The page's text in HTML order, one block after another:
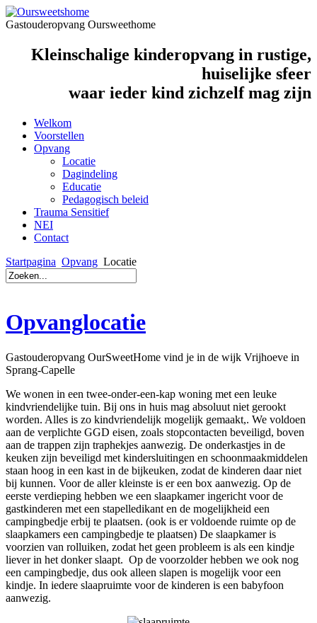
Gastouderopvang Oursweethome
Kleinschalige kinderopvang in rustige,
huiselijke sfeer
waar ieder kind zichzelf mag zijn
Welkom
Voorstellen
Opvang
Locatie
Dagindeling
Educatie
Pedagogisch beleid
Trauma Sensitief
NEI
Contact
Startpagina Opvang Locatie
Opvanglocatie
Gastouderopvang OurSweetHome vind je in de wijk Vrijhoeve in
Sprang-Capelle
We wonen in een twee-onder-een-kap woning met een leuke
kindvriendelijke tuin. Bij ons in huis mag absoluut niet gerookt
worden. Alles is zo kindvriendelijk mogelijk gemaakt,. We voldoen
aan de verplichte GGD eisen, zoals stopcontacten beveiligd, boven
aan de trappen zijn traphekjes aanwezig. De onderkastjes in de
keuken zijn beveiligd met kindersluitingen en schoonmaakmiddelen
staan hoog in een kast in de bijkeuken, zodat de kinderen daar niet
bij kunnen. Voor de aller kleinste is er een box aanwezig. Op de
eerste verdieping hebben we een slaapkamer ingericht voor de
gastkinderen met een stapelledikant en de mogelijkheid een
campingbedje erbij te plaatsen. (ook is er voldoende ruimte op de
slaapkamers een campingbedje te plaatsen) De slaapkamer is
voorzien van rolluiken, zodat het geen probleem is als een kindje
liever in het donker slaapt. Op de voorzolder hebben we ook nog
een campingbedje, dus ook alleen slapen is mogelijk voor een
kindje. In iedere slaapruimte voor de kinderen is een babyfoon
aanwezig.